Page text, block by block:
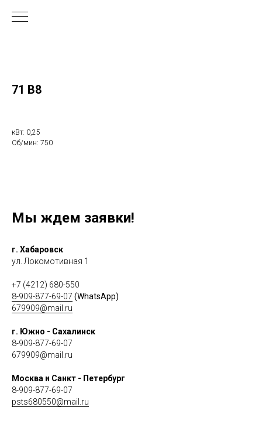
71 В8
кВт: 0,25
Об/мин: 750
Мы ждем заявки!
г. Хабаровск
ул. Локомотивная 1
+7 (4212) 680-550
8-909-877-69-07 (WhatsApp)
679909@mail.ru
г. Южно - Сахалинск
8-909-877-69-07
679909@mail.ru
Москва и Санкт - Петербург
8-909-877-69-07
psts680550@mail.ru